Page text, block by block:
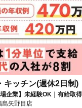
キッチン(週休2日制)
場企業】未経験OK｜有給取
単位
矢野目店